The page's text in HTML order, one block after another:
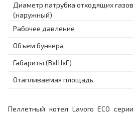
Диаметр патрубка отходящих газов
(наружный)
Рабочее давление
Объем бункера
Габариты (ВхШхГ)
Отапливаемая площадь
Пеллетный котел Lavoro ECO